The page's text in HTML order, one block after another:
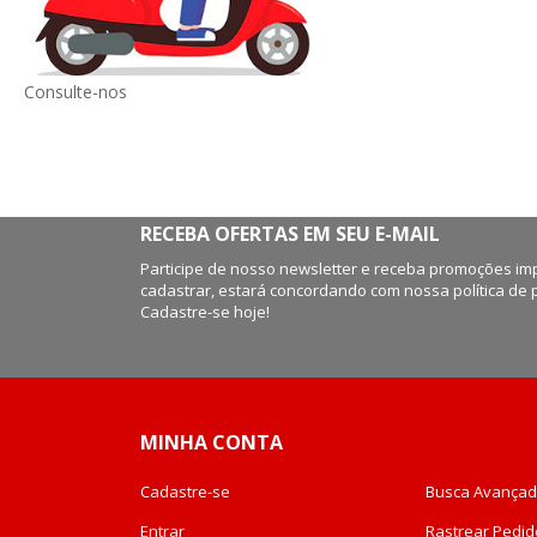
Consulte-nos
RECEBA OFERTAS EM SEU E-MAIL
Participe de nosso newsletter e receba promoções
cadastrar, estará concordando com nossa política de
Cadastre-se hoje!
MINHA CONTA
Cadastre-se
Entrar
Busca
Rastrear